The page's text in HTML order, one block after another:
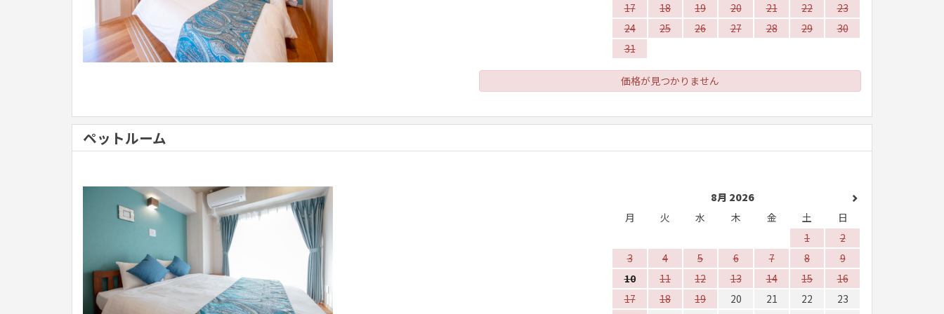
17 18 19 20 21 22
23
24
25 26 27 28 29
30
31
価格が見つかりません
ペットルーム
8月 2026
月
火 水 木 金 土
日
1
2
3
4 5 6 7 8
9
10
11 12 13 14 15
16
17
18 19 20 21 22
23